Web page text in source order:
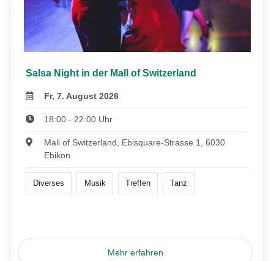
Salsa Night in der Mall of Switzerland
Fr, 7. August 2026
18:00 - 22:00 Uhr
Mall of Switzerland, Ebisquare-Strasse 1, 6030
Ebikon
Diverses Musik Treffen Tanz
Mehr erfahren